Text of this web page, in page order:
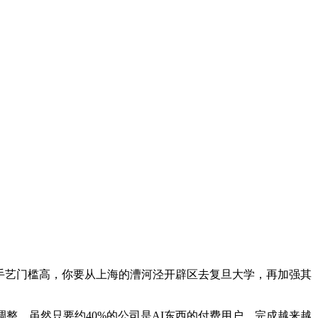
艺门槛高，你要从上海的漕河泾开辟区去复旦大学，再加强其
虽然只要约40%的公司是AI东西的付费用户，完成越来越